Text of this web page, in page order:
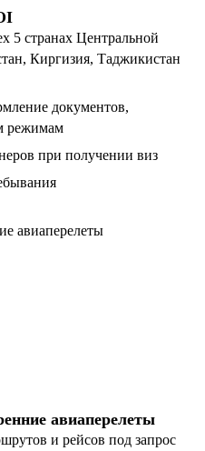
5 странах Центральной
Киргизия, Таджикистан
документов,
режимам
при получении виз
авиаперелеты
и рейсов под запрос